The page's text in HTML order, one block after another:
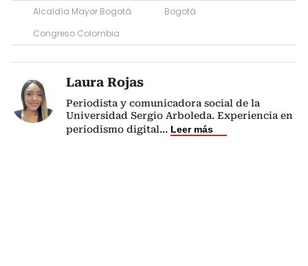
Alcaldía Mayor Bogotá
Bogotá
Congreso Colombia
Laura Rojas
Periodista y comunicadora social de la
Universidad Sergio Arboleda. Experiencia en
periodismo digital... Leer más